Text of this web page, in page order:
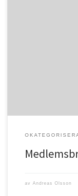
av Andreas Olsson